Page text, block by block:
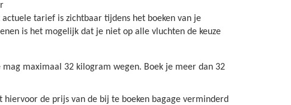
tarief is zichtbaar tijdens het boeken van je
is het mogelijk dat je niet op alle vluchten de keuze
maximaal 32 kilogram wegen. Boek je meer dan 32
hiervoor de prijs van de bij te boeken bagage verminderd